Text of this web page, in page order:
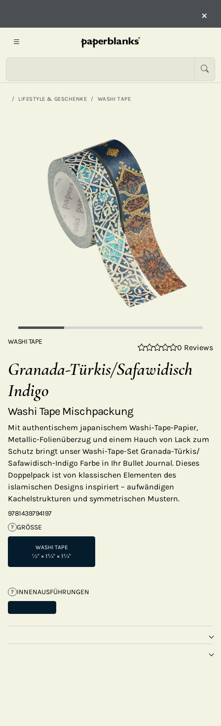
×
LIFESTYLE & GESCHENKE WASHI TAPE
WASHI TAPE
0 Reviews
Granada-Türkis/Safawidisch
Indigo
Washi Tape Mischpackung
Mit authentischem japanischem Washi-Tape-Papier,
Metallic-Folienüberzug und einem Hauch von Lack zum
Schutz bringt unser Washi-Tape-Set Granada-Türkis/
Safawidisch-Indigo Farbe in Ihr Bullet Journal. Dieses
Doppelpack ist von klassischen Elementen des
islamischen Designs inspiriert – aufwändigen
Kachelstrukturen und symmetrischen Mustern.
9781439794197
? GRÖSSE
WASHI TAPE
½" × 1¾" × 1¾"
? INNENAUSFÜHRUNGEN